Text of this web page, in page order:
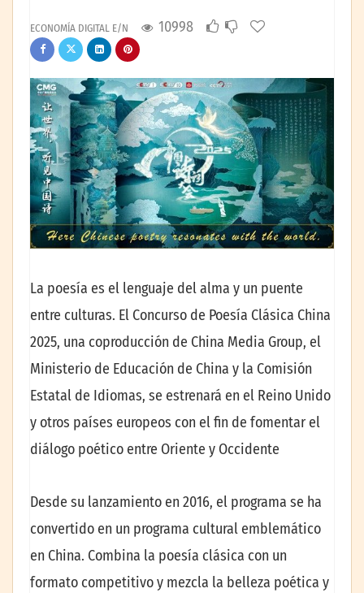
ECONOMÍA DIGITAL E/N 10998
La poesía es el lenguaje del alma y un puente
entre culturas. El Concurso de Poesía Clásica China
2025, una coproducción de China Media Group, el
Ministerio de Educación de China y la Comisión
Estatal de Idiomas, se estrenará en el Reino Unido
y otros países europeos con el fin de fomentar el
diálogo poético entre Oriente y Occidente
Desde su lanzamiento en 2016, el programa se ha
convertido en un programa cultural emblemático
en China. Combina la poesía clásica con un
formato competitivo y mezcla la belleza poética y